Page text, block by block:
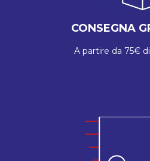
CONSEGNA
A partire da 75€